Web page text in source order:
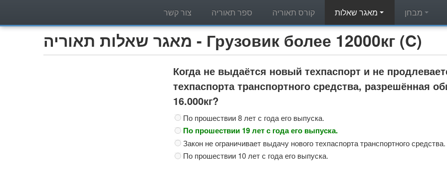
קורס תאוריה ספר תאוריה צור קשר
מאגר שאלות תאוריה - Грузовик более 12000кг (C)
Когда не выдаётся новый техпаспорт и не
техпаспорта транспортного средства, разрешённая
16.000кг?
По прошествии 8 лет с года его выпуска.
По прошествии 19 лет с года его выпуска.
Закон не ограничивает выдачу нового техпаспорта транспортного средства.
По прошествии 10 лет с года его выпуска.